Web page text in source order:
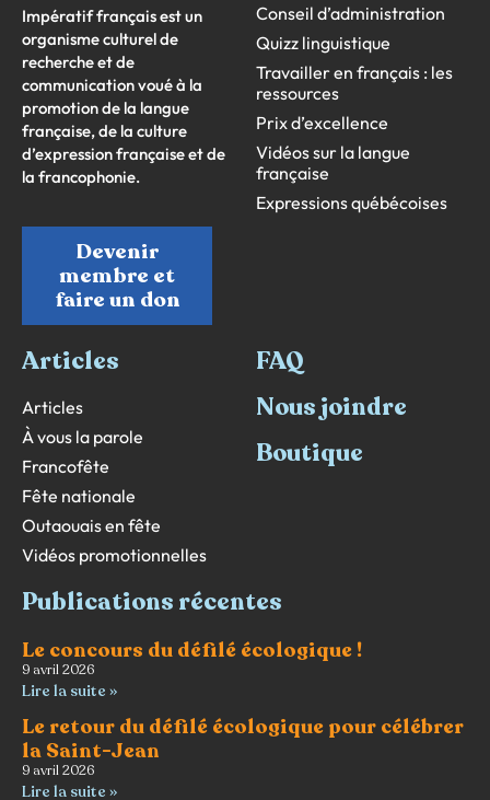
Impératif français est un
organisme culturel de
recherche et de
communication voué à la
promotion de la langue
française, de la culture
d’expression française et de
la francophonie.
Devenir
membre et
faire un don
Conseil d’administration
Quizz linguistique
Travailler en français : les
ressources
Prix d’excellence
Vidéos sur la langue
française
Expressions québécoises
Articles
Articles
À vous la parole
Francofête
Fête nationale
Outaouais en fête
Vidéos promotionnelles
FAQ
Nous joindre
Boutique
Publications récentes
Le concours du défilé écologique !
9 avril 2026
Lire la suite »
Le retour du défilé écologique pour célébrer
la Saint-Jean
9 avril 2026
Lire la suite »